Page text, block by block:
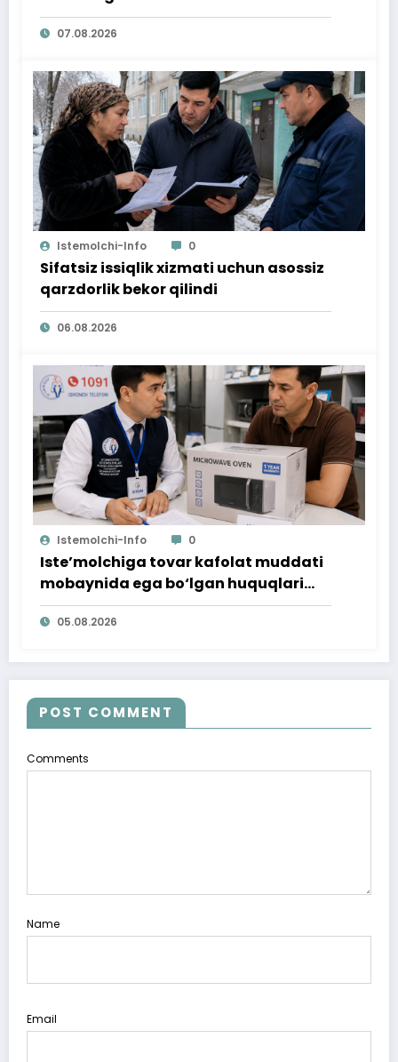
07.08.2026
Istemolchi-Info 0
Sifatsiz issiqlik xizmati uchun asossiz
qarzdorlik bekor qilindi
06.08.2026
Istemolchi-Info 0
Iste’molchiga tovar kafolat muddati
mobaynida ega bo‘lgan huquqlari
ta’minlab berildi
05.08.2026
POST COMMENT
Comments
Name
Email